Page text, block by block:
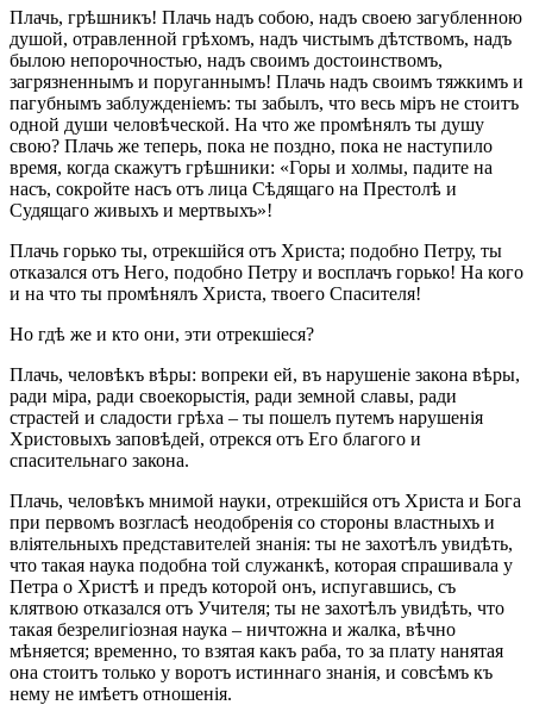
Плачь, грѣшникъ! Плачь надъ собою, надъ своею загубленною
душой, отравленной грѣхомъ, надъ чистымъ дѣтствомъ, надъ
былою непорочностью, надъ своимъ достоинствомъ,
загрязненнымъ и поруганнымъ! Плачь надъ своимъ тяжкимъ и
пагубнымъ заблужденіемъ: ты забылъ, что весь міръ не стоитъ
одной души человѣческой. На что же промѣнялъ ты душу
свою? Плачь же теперь, пока не поздно, пока не наступило
время, когда скажутъ грѣшники: «Горы и холмы, падите на
насъ, сокройте насъ отъ лица Сѣдящаго на Престолѣ и
Судящаго живыхъ и мертвыхъ»!
Плачь горько ты, отрекшійся отъ Христа; подобно Петру, ты
отказался отъ Него, подобно Петру и восплачъ горько! На кого
и на что ты промѣнялъ Христа, твоего Спасителя!
Но гдѣ же и кто они, эти отрекшіеся?
Плачь, человѣкъ вѣры: вопреки ей, въ нарушеніе закона вѣры,
ради міра, ради своекорыстія, ради земной славы, ради
страстей и сладости грѣха – ты пошелъ путемъ нарушенія
Христовыхъ заповѣдей, отрекся отъ Его благого и
спасительнаго закона.
Плачь, человѣкъ мнимой науки, отрекшійся отъ Христа и Бога
при первомъ возгласѣ неодобренія со стороны властныхъ и
вліятельныхъ представителей знанія: ты не захотѣлъ увидѣть,
что такая наука подобна той служанкѣ, которая спрашивала у
Петра о Христѣ и предъ которой онъ, испугавшись, съ
клятвою отказался отъ Учителя; ты не захотѣлъ увидѣть, что
такая безрелигіозная наука – ничтожна и жалка, вѣчно
мѣняется; временно, то взятая какъ раба, то за плату нанятая
она стоитъ только у воротъ истиннаго знанія, и совсѣмъ къ
нему не имѣетъ отношенія.